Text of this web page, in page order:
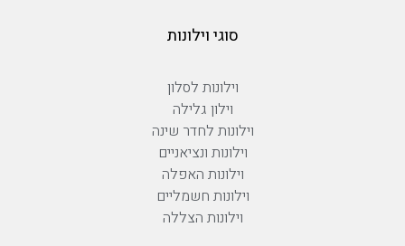
סוגי וילונות
וילונות לסלון
וילון גלילה
וילונות לחדר שינה
וילונות ונציאניים
וילונות האפלה
וילונות חשמליים
וילונות הצללה